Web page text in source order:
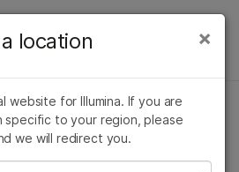
癌症研究解决方
临床肿瘤学
生殖健康
遗传病和罕见病
×
location
website for Illumina. If you are
specific to your region, please
we will redirect you.